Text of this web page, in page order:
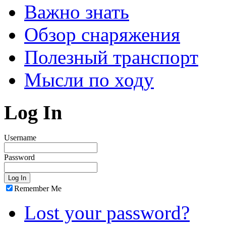
Важно знать
Обзор снаряжения
Полезный транспорт
Мысли по ходу
Log In
Username
Password
Remember Me
Lost your password?